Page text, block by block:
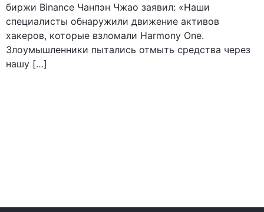
биржи Binance Чанпэн Чжао заявил: «Наши
специалисты обнаружили движение активов
хакеров, которые взломали Harmony One.
Злоумышленники пытались отмыть средства через
нашу […]